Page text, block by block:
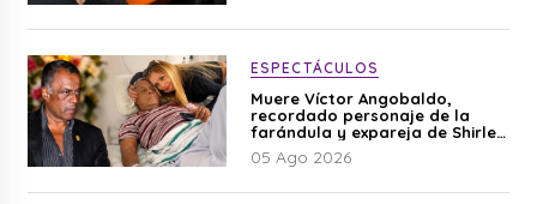
ESPECTÁCULOS
Muere Víctor Angobaldo,
recordado personaje de la
farándula y expareja de Shirley
Cherres
05 Ago 2026